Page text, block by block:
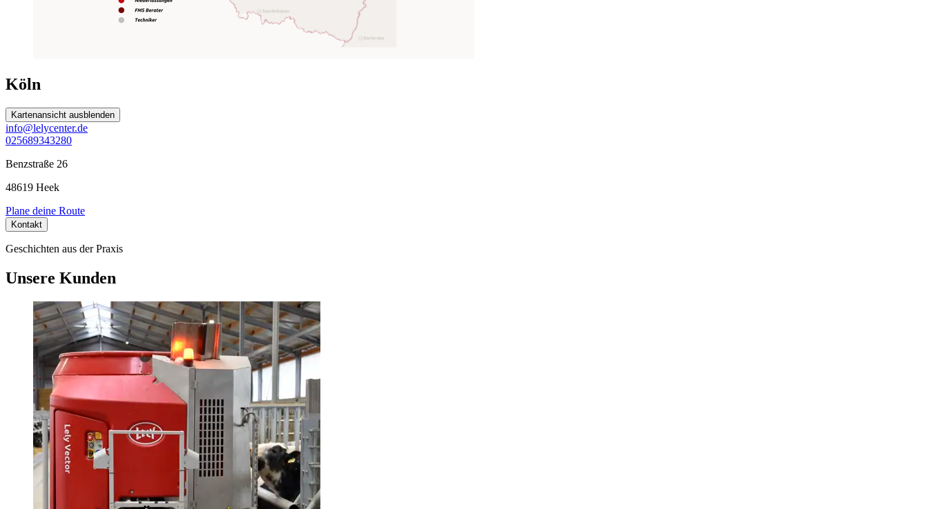
Köln
Kartenansicht ausblenden
info@lelycenter.de
025689343280
Benzstraße 26
48619 Heek
Plane deine Route
Kontakt
Geschichten aus der Praxis
Unsere Kunden